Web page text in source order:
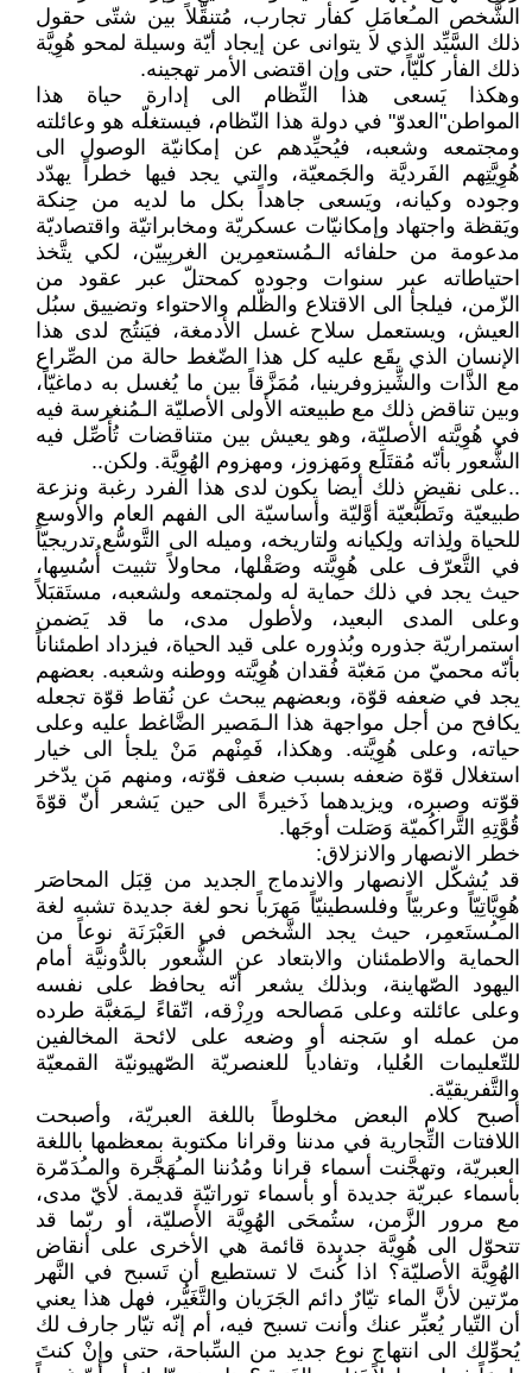
الشَّخص المـُعامَلِ كفأر تجارب، مُتنقِّلاً بين شتّى حقول
ذلك السَّيِّد الذي لا يتوانى عن إيجاد أيّة وسيلة لمحو هُوِيَّة
ذلك الفأر كلّيّاً، حتى وإن اقتضى الأمر تهجينه.
وهكذا يَسعى هذا النِّظام الى إدارة حياة هذا
المواطن"العدوّ" في دولة هذا النّظام، فيستغلّه هو وعائلته
ومجتمعه وشعبه، فيُحيِّدهم عن إمكانيّة الوصول الى
هُوِيَّتِهم الفَرديَّة والجَمعيّة، والتي يجد فيها خطراً يهدّد
وجوده وكيانه، ويَسعى جاهداً بكل ما لديه من حِنكة
ويَقظة واجتهاد وإمكانيّات عسكريّة ومخابراتيّة واقتصاديّة
مدعومة من حلفائه الـمُستعمِرين الغربِييّن، لكي يتَّخذ
احتياطاته عبر سنوات وجوده كمحتلّ عبر عقود من
الزّمن، فيلجأ الى الاقتلاع والظّلم والاحتواء وتضييق سبُل
العيش، ويستعمل سلاح غسل الأدمغة، فيَنتُج لدى هذا
الإنسان الذي يقَع عليه كل هذا الضّغط حالة من الصِّراع
مع الذَّات والشِّيزوفرينيا، مُمَزَّقاً بين ما يُغسل به دماغيّاً،
وبين تناقض ذلك مع طبيعته الأولى الأصليّة الـمُنغرسة فيه
في هُوِيَّته الأصليّة، وهو يعيش بين متناقضات تُأَصِّل فيه
الشُّعور بأنّه مُقتَلَع ومَهزوز، ومهزوم الهُوِيَّة. ولكن..
..على نقيض ذلك أيضا يكون لدى هذا الفرد رغبة ونزعة
طبيعيّة وتَطَبُّعيّة أوَّليّة وأساسيّة الى الفهم العام والأوسع
للحياة ولِذاته ولِكيانه ولتاريخه، وميله الى التَّوسُّع تدريجيّاً
في التَّعرّف على هُوِيَّته وصَقْلها، محاولاً تثبيت أُسُسِها،
حيث يجد في ذلك حماية له ولمجتمعه ولشعبه، مستَقبَلاً
وعلى المدى البعيد، ولأطول مدى، ما قد يَضمن
استمراريّة جذوره وبُذوره على قيد الحياة، فيزداد اطمئناناً
بأنّه محميّ من مَغبّة فُقدان هُوِيَّته ووطنه وشعبه. بعضهم
يجد في ضعفه قوّة، وبعضهم يبحث عن نُقاط قوّة تجعله
يكافح من أجل مواجهة هذا الـمَصير الضَّاغط عليه وعلى
حياته، وعلى هُوِيَّته. وهكذا، فَمِنْهم مَنْ يلجأ الى خيار
استغلال قوّة ضعفه بسبب ضعف قوّته، ومنهم مَن يدّخر
قوّته وصبره، ويزيدهما ذَخيرةً الى حين يَشعر أنّ قوّةَ
قُوَّتِهِ التَّراكُميّة وَصَلت أوجَها.
خطر الانصهار والانزلاق:
قد يُشكّل الانصهار والاندماج الجديد من قِبَل المحاصَر
هُوِيَّاتِيّاً وعربيّاً وفلسطينيّاً مَهرَباً نحو لغة جديدة تشبه لغة
المـُستَعمِر، حيث يجد الشَّخص في العَبْرَنَة نوعاً من
الحماية والاطمئنان والابتعاد عن الشُّعور بالدُّونيَّة أمام
اليهود الصّهاينة، وبذلك يشعر أنّه يحافظ على نفسه
وعلى عائلته وعلى مَصالحه ورِزْقه، اتّقاءً لـِمَغبَّة طرده
من عمله او سَجنه أو وضعه على لائحة المخالفين
للتّعليمات العُليا، وتفادياً للعنصريّة الصّهيونيّة القمعيّة
والتَّفريقيّة.
أصبح كلام البعض مخلوطاً باللغة العبريّة، وأصبحت
اللافتات التِّجارية في مدننا وقرانا مكتوبة بمعظمها باللغة
العبريّة، وتهجَّنت أسماء قرانا ومُدُننا المـُهَجَّرة والمـُدَمّرة
بأسماء عبريّة جديدة أو بأسماء توراتيّة قديمة. لأيّ مدى،
مع مرور الزَّمن، ستُمحَى الهُوِيَّة الأَصليّة، أو ربّما قد
تتحوّل الى هُوِيَّة جديدة قائمة هي الأخرى على أنقاض
الهُوِيَّة الأصليّة؟ اذا كُنتَ لا تستطيع أن تَسبح في النَّهر
مرّتين لأنَّ الماء تيّارٌ دائم الجَرَيان والتَّغَيُّر، فهل هذا يعني
أن التّيار يُعبِّر عنك وأنت تسبح فيه، أم إنّه تيّار جارف لك
يُحوِّلك الى انتهاج نوع جديد من السِّباحة، حتى وإنْ كنتَ